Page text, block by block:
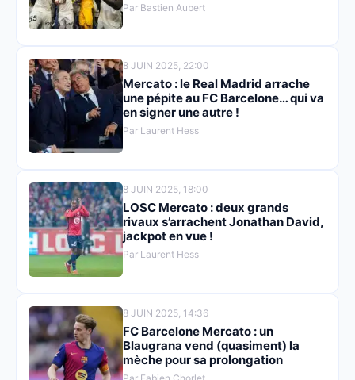
Par Bastien Aubert
8 JUIN 2025, 22:00
Mercato : le Real Madrid arrache
une pépite au FC Barcelone… qui va
en signer une autre !
Par Laurent Hess
8 JUIN 2025, 18:00
LOSC Mercato : deux grands
rivaux s’arrachent Jonathan David,
jackpot en vue !
Par Laurent Hess
8 JUIN 2025, 14:36
FC Barcelone Mercato : un
Blaugrana vend (quasiment) la
mèche pour sa prolongation